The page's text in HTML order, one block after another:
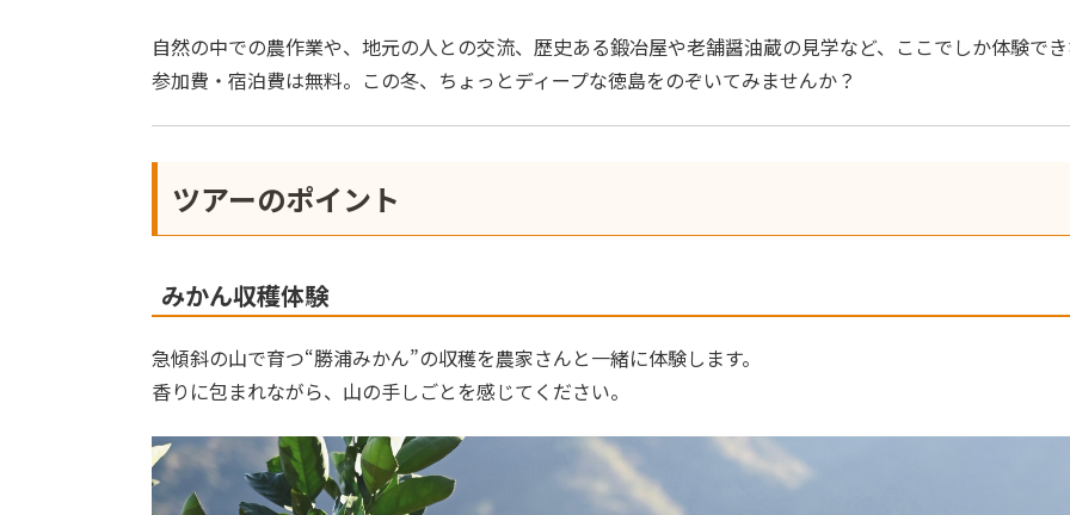
自然の中での農作業や、地元の人との交流、歴史ある鍛冶屋や老舗醤油蔵の見学など、ここでしか体験で
参加費・宿泊費は無料。この冬、ちょっとディープな徳島をのぞいてみませんか？
ツアーのポイント
みかん収穫体験
急傾斜の山で育つ“勝浦みかん”の収穫を農家さんと一緒に体験します。
香りに包まれながら、山の手しごとを感じてください。